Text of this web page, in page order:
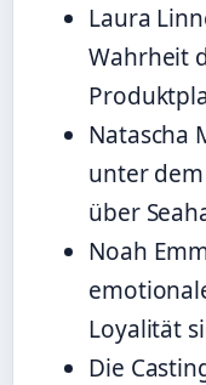
Laura
Wahrheit
Natascha
unter
über
Noah
Loyalität
Die